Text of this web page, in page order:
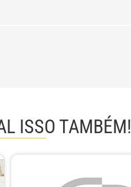
ISSO TAMBÉM!